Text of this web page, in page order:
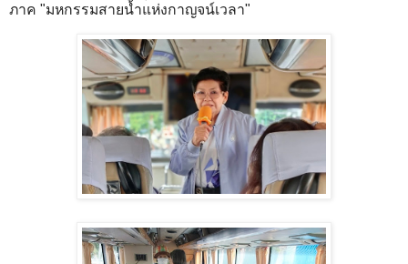
ภาค "มหกรรมสายน้ำแห่งกาญจน์เวลา"